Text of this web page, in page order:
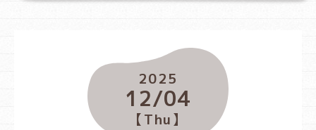
2025
12/04
【Thu】